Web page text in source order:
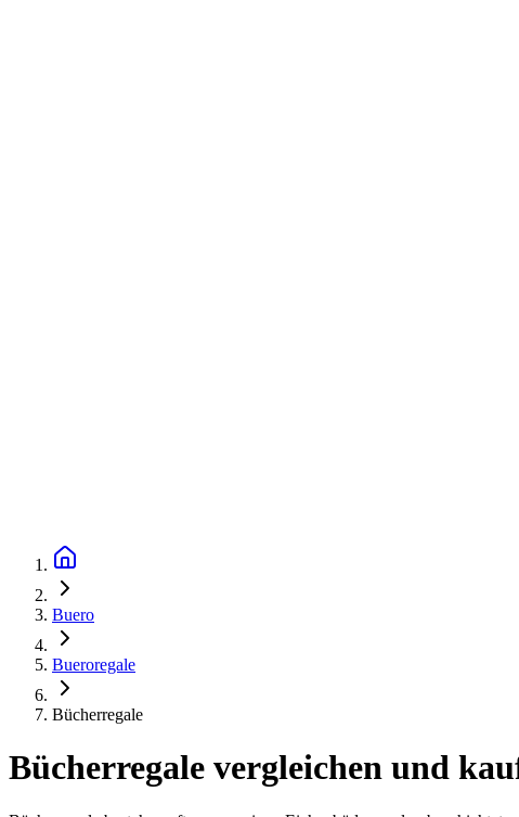
Buero
Bueroregale
Bücherregale
Bücherregale vergleichen und